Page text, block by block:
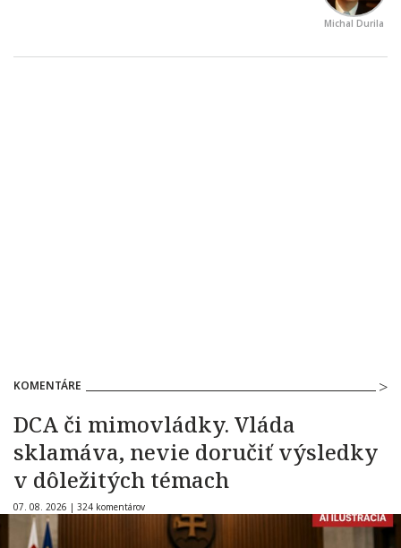
Michal Durila
KOMENTÁRE
DCA či mimovládky. Vláda
sklamáva, nevie doručiť výsledky
v dôležitých témach
07. 08. 2026 | 324 komentárov